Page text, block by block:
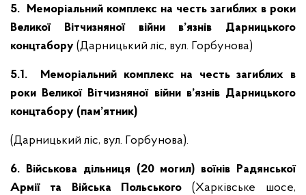
5. Меморіальний комплекс на честь загиблих в роки
Великої Вітчизняної війни в’язнів Дарницького
концтабору (Дарницький ліс, вул. Горбунова)
5.1. Меморіальний комплекс на честь загиблих в
роки Великої Вітчизняної війни в’язнів Дарницького
концтабору (пам’ятник)
(Дарницький ліс, вул. Горбунова).
6. Військова дільниця (20 могил) воїнів Радянської
Армії та Війська Польського(Харківське шосе,